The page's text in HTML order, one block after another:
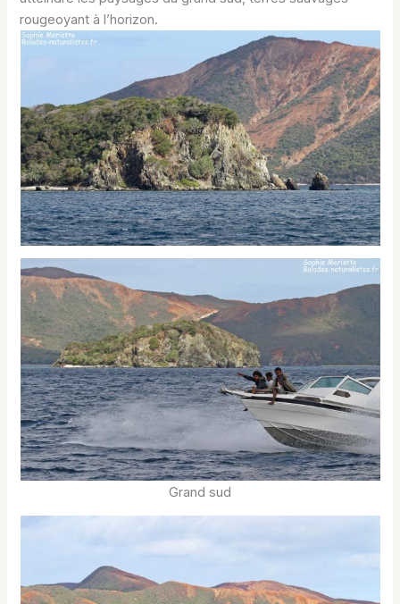
rougeoyant à l’horizon.
Grand sud